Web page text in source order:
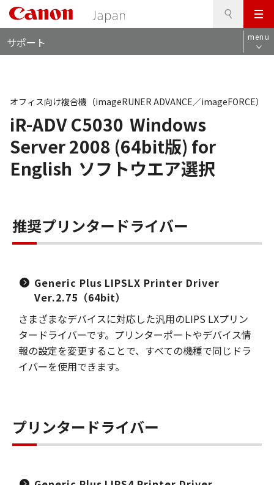
メ
ニ
ュ
サポート menu
iR-ADV C5030 Windows
Server 2008 (64bit版) for
English ソフトウエア選択
オフィス向け複合機（imageRUNER ADVANCE／imageFORCE）
推奨プリンタードライバー
Generic Plus LIPSLX Printer Driver
Ver.2.75（64bit）
さまざまなデバイスに対応した汎用のLIPS LXプリン
タードライバーです。プリンターポートやデバイス情
報の設定を変更することで、すべての機種で同じドラ
イバーを使用できます。
プリンタードライバー